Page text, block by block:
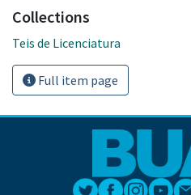
Collections
Teis de Licenciatura
Full item page